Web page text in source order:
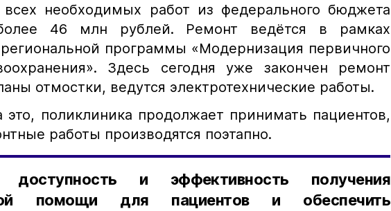
всех необходимых работ из федерального бюджета
46 млн рублей. Ремонт ведётся в рамках
программы «Модернизация первичного
Здесь сегодня уже закончен ремонт
отмостки, ведутся электротехнические работы.
это, поликлиника продолжает принимать пациентов,
работы производятся поэтапно.
доступность и эффективность получения
помощи для пациентов и обеспечить